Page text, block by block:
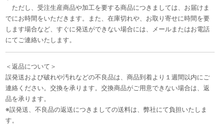
ただし、受注生産商品や加工を要する商品につきましては、お届けま
でにお時間をいただきます。また、在庫切れや、お取り寄せに時間を要
します場合など、すぐに発送ができない場合には、メールまたはお電話
にてご連絡いたします。
＜返品について＞
誤発送および破れや汚れなどの不良品は、商品到着より１週間以内にご
連絡ください。交換を承ります。交換商品がご用意できない場合は、返
品を承ります。
※誤発送、不良品の返送につきましての送料は、弊社にて負担いたしま
す。